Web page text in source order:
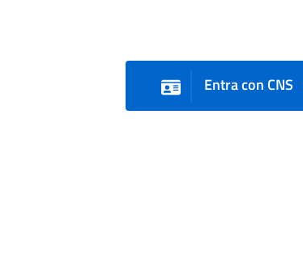
Entra con CNS